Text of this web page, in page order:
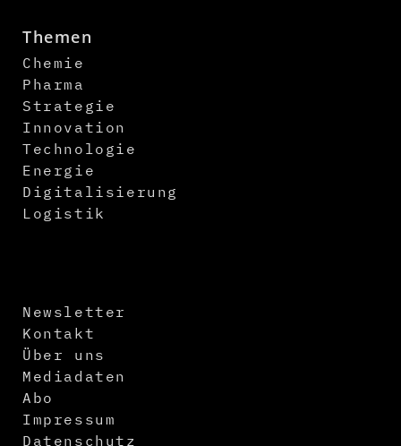
Themen
Chemie
Pharma
Strategie
Innovation
Technologie
Energie
Digitalisierung
Logistik
Newsletter
Kontakt
Über uns
Mediadaten
Abo
Impressum
Datenschutz